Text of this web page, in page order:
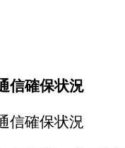
信確保状況
信確保状況